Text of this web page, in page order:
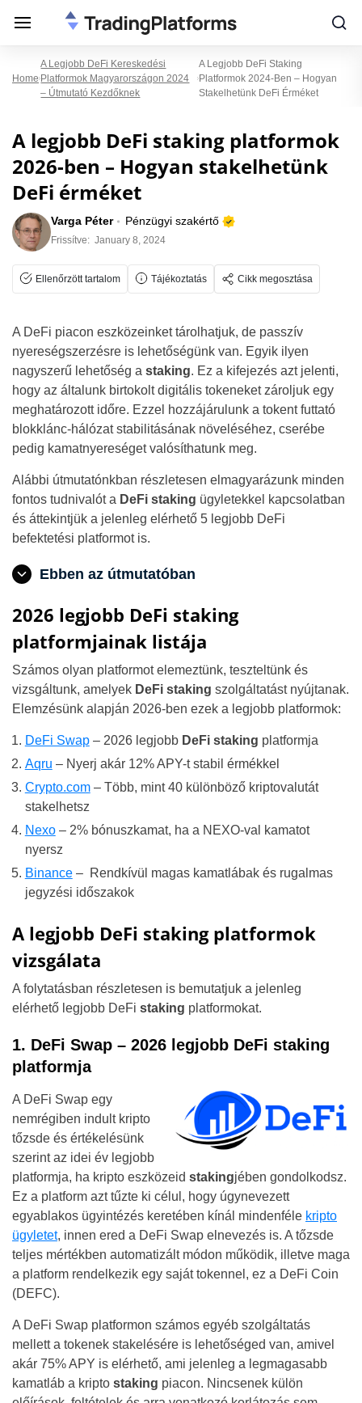
Home
A Legjobb DeFi Kereskedési
Platformok Magyarországon 2024
– Útmutató Kezdőknek
A Legjobb DeFi Staking
Platformok 2024-Ben – Hogyan
Stakelhetünk DeFi Érméket
A legjobb DeFi staking platformok
2026-ben – Hogyan stakelhetünk
DeFi érméket
Varga Péter Pénzügyi szakértő
Frissítve: January 8, 2024
Ellenőrzött tartalom Tájékoztatás Cikk megosztása
A DeFi piacon eszközeinket tárolhatjuk, de passzív
nyereségszerzésre is lehetőségünk van. Egyik ilyen
nagyszerű lehetőség a staking. Ez a kifejezés azt jelenti,
hogy az általunk birtokolt digitális tokeneket zároljuk egy
meghatározott időre. Ezzel hozzájárulunk a tokent futtató
blokklánc-hálózat stabilitásának növeléséhez, cserébe
pedig kamatnyereséget valósíthatunk meg.
Alábbi útmutatónkban részletesen elmagyarázunk minden
fontos tudnivalót a DeFi staking ügyletekkel kapcsolatban
és áttekintjük a jelenleg elérhető 5 legjobb DeFi
befektetési platformot is.
Ebben az útmutatóban
2026 legjobb DeFi staking
platformjainak listája
Számos olyan platformot elemeztünk, teszteltünk és
vizsgáltunk, amelyek DeFi staking szolgáltatást nyújtanak.
Elemzésünk alapján 2026-ben ezek a legjobb platformok:
DeFi Swap– 2026 legjobb DeFi staking platformja
Aqru – Nyerj akár 12% APY-t stabil érmékkel
Crypto.com– Több, mint 40 különböző kriptovalutát
stakelhetsz
Nexo– 2% bónuszkamat, ha a NEXO-val kamatot
nyersz
Binance– Rendkívül magas kamatlábak és rugalmas
jegyzési időszakok
A legjobb DeFi staking platformok
vizsgálata
A folytatásban részletesen is bemutatjuk a jelenleg
elérhető legjobb DeFi staking platformokat.
1. DeFi Swap – 2026 legjobb DeFi staking
platformja
A DeFi Swap egy
nemrégiben indult kripto
tőzsde és értékelésünk
szerint az idei év legjobb
platformja, ha kripto eszközeid stakingjében gondolkodsz.
Ez a platform azt tűzte ki célul, hogy úgynevezett
egyablakos ügyintézés keretében kínál mindenféle kripto
ügyletet, innen ered a DeFi Swap elnevezés is. A tőzsde
teljes mértékben automatizált módon működik, illetve maga
a platform rendelkezik egy saját tokennel, ez a DeFi Coin
(DEFC).
A DeFi Swap platformon számos egyéb szolgáltatás
mellett a tokenek stakelésére is lehetőséged van, amivel
akár 75% APY is elérhető, ami jelenleg a legmagasabb
kamatláb a kripto staking piacon. Nincsenek külön